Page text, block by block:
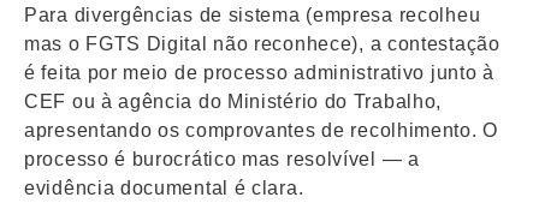
Para divergências de sistema (empresa recolheu
mas o FGTS Digital não reconhece), a contestação
é feita por meio de processo administrativo junto à
CEF ou à agência do Ministério do Trabalho,
apresentando os comprovantes de recolhimento. O
processo é burocrático mas resolvível — a
evidência documental é clara.